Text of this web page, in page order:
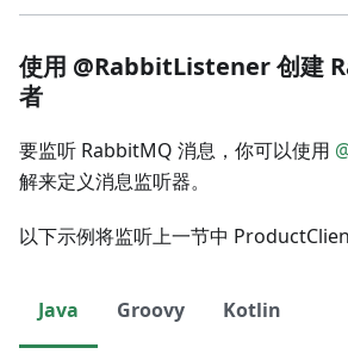
使用 @RabbitListener 创建
者
要监听 RabbitMQ 消息，你可以使用
解来定义消息监听器。
以下示例将监听上一节中
Java Groovy Kotlin